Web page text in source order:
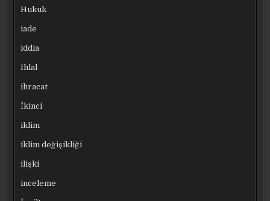
Hukuk
iade
iddia
Ihlal
ihracat
İkinci
iklim
iklim değişikliği
ilişki
inceleme